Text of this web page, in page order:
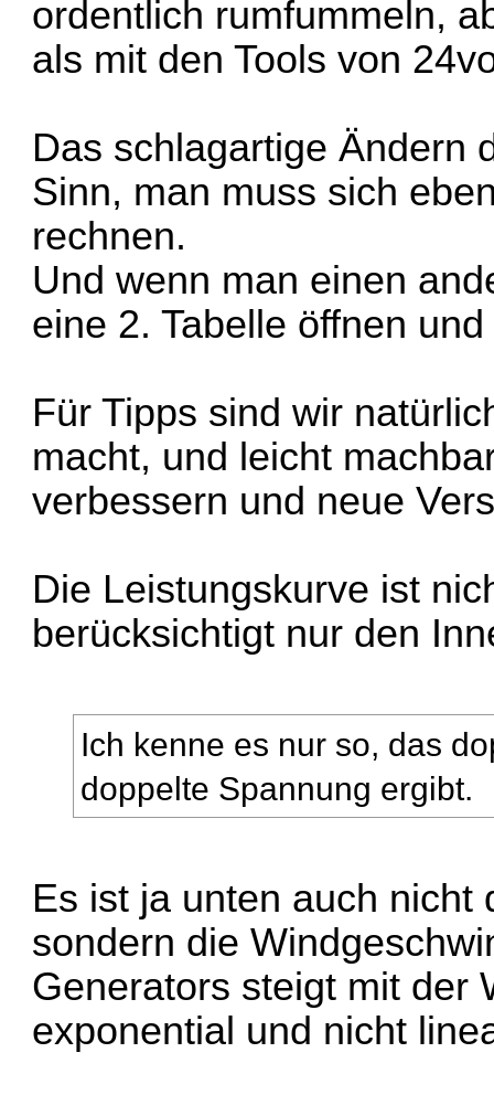
ordentlich rumfummeln,
als mit den Tools von
Das schlagartige Ändern
Sinn, man muss sich
rechnen.
Und wenn man einen
eine 2. Tabelle öffnen
Für Tipps sind wir
macht, und leicht
verbessern und neue
Die Leistungskurve ist
berücksichtigt nur den
Ich kenne es nur so, das
doppelte Spannung ergibt.
Es ist ja unten auch nicht
sondern die
Generators steigt mit der
exponential und nicht